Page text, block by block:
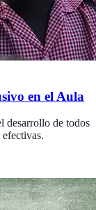
en el Aula
desarrollo de todos
efectivas.